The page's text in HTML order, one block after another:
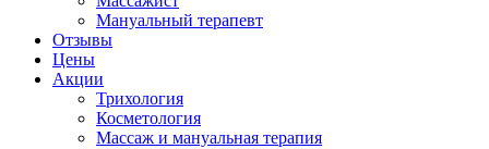
Мануальный терапевт
Отзывы
Цены
Акции
Трихология
Косметология
Массаж и мануальная терапия